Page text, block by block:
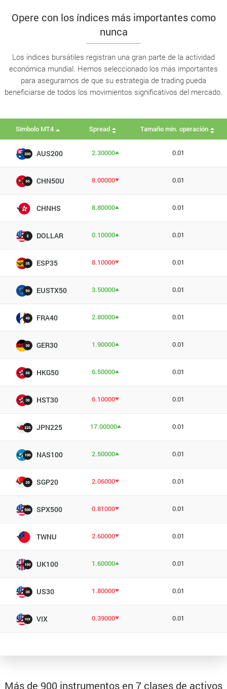
Opere con los índices más importantes como
nunca
Los índices bursátiles registran una gran parte de la actividad
económica mundial. Hemos seleccionado los más importantes
para asegurarnos de que su estrategia de trading pueda
beneficiarse de todos los movimientos significativos del mercado.
Símbolo MT4 Spread Tamaño mín. operación
AUS200 2.30000 0.01
CHN50U 8.00000 0.01
CHNHS 8.80000 0.01
DOLLAR 0.10000 0.01
ESP35 8.10000 0.01
EUSTX50 3.50000 0.01
FRA40 2.80000 0.01
GER30 1.90000 0.01
HKG50 6.50000 0.01
HST30 6.10000 0.01
JPN225 17.00000 0.01
NAS100 2.50000 0.01
SGP20 2.06000 0.01
SPX500 0.81000 0.01
TWNU 2.60000 0.01
UK100 1.60000 0.01
US30 1.80000 0.01
VIX 0.39000 0.01
Más de 900 instrumentos en 7 clases de activos